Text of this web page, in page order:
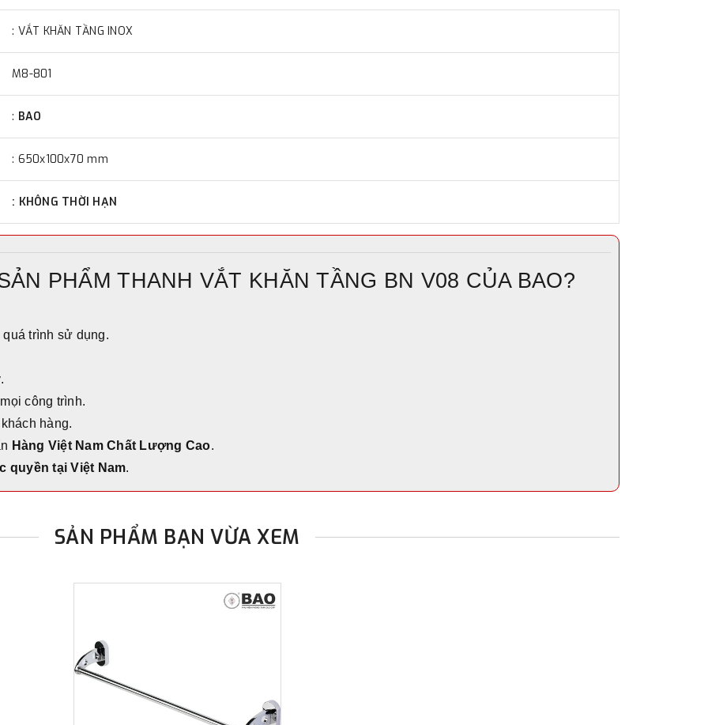
: VẮT KHĂN TẦNG INOX
M8-801
: BAO
: 650x100x70 mm
: KHÔNG THỜI HẠN
PHẨM THANH VẮT KHĂN TẦNG BN V08 CỦA BAO?
trình sử dụng.
công trình.
hàng.
Hàng Việt Nam Chất Lượng Cao.
quyền tại Việt Nam.
SẢN PHẨM BẠN VỪA XEM